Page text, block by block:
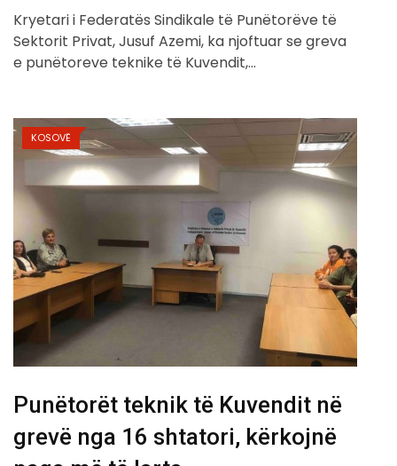
Kryetari i Federatës Sindikale të Punëtorëve të
Sektorit Privat, Jusuf Azemi, ka njoftuar se greva
e punëtoreve teknike të Kuvendit,…
KOSOVË
Punëtorët teknik të Kuvendit në
grevë nga 16 shtatori, kërkojnë